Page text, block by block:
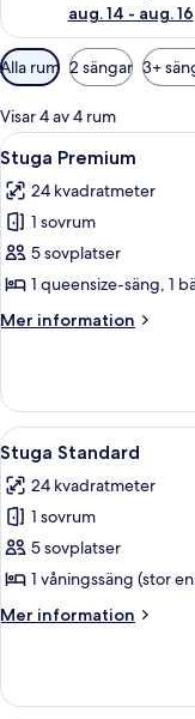
aug. 14 - aug. 16
Tillgängliga
filter
för
rum
Alla rum 2 sängar 3+
Visar 4 av 4 rum
Öppna
alla
foton
för
Stuga
Premium
3
Stuga Premium
24 kvadratmeter
1 sovrum
5 sovplatser
1 queensize-säng, 1
Mer information
Mer
Premium
Öppna
alla
foton
för
Stuga
Standard
3
Stuga Standard
24 kvadratmeter
1 sovrum
5 sovplatser
1 våningssäng (stor
Mer information
Mer
Standard